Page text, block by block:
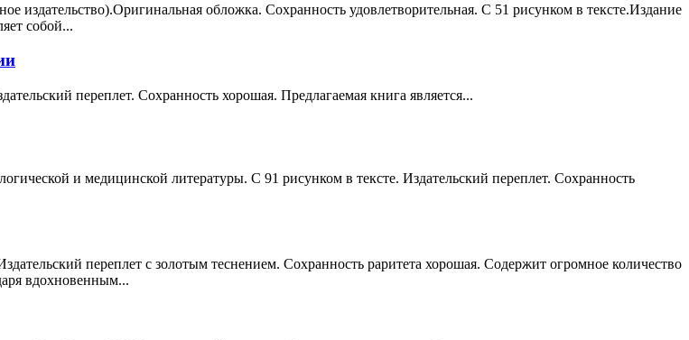
издательство).Оригинальная обложка. Сохранность удовлетворительная. С 51 рисунком в тексте.Издание
собой...
переплет. Сохранность хорошая. Предлагаемая книга является...
и медицинской литературы. С 91 рисунком в тексте. Издательский переплет. Сохранность
переплет с золотым теснением. Сохранность раритета хорошая. Содержит огромное количество
вдохновенным...